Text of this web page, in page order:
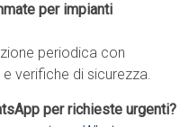
per impianti
periodica con
verifiche di sicurezza.
per richieste urgenti?